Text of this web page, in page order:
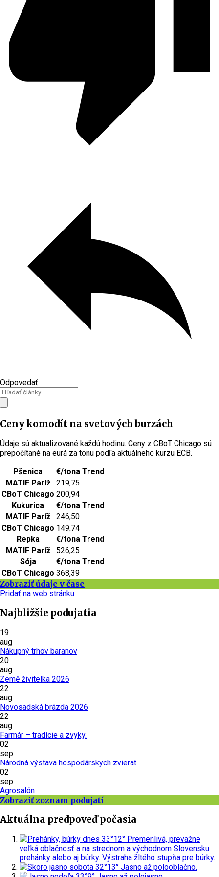
Odpovedať
Ceny komodít na svetových burzách
Údaje sú aktualizované každú hodinu. Ceny z CBoT Chicago sú
prepočítané na eurá za tonu podľa aktuálneho kurzu ECB.
Pšenica
€/tona Trend
MATIF Paríž
219,75
CBoT Chicago 200,94
Kukurica
€/tona Trend
MATIF Paríž
246,50
CBoT Chicago 149,74
Repka
€/tona Trend
MATIF Paríž
526,25
Sója
€/tona Trend
CBoT Chicago 368,39
Zobraziť údaje v čase
Pridať na web stránku
Najbližšie podujatia
19
aug
Nákupný trhov baranov
20
aug
Země živitelka 2026
22
aug
Novosadská brázda 2026
22
aug
Farmár – tradície a zvyky.
02
sep
Národná výstava hospodárskych zvierat
02
sep
Agrosalón
Zobraziť zoznam podujatí
Aktuálna predpoveď počasia
dnes 33°12° Premenlivá, prevažne
veľká oblačnosť a na strednom a východnom Slovensku
prehánky alebo aj búrky. Výstraha žltého stupňa pre búrky.
sobota 32°13° Jasno až polooblačno.